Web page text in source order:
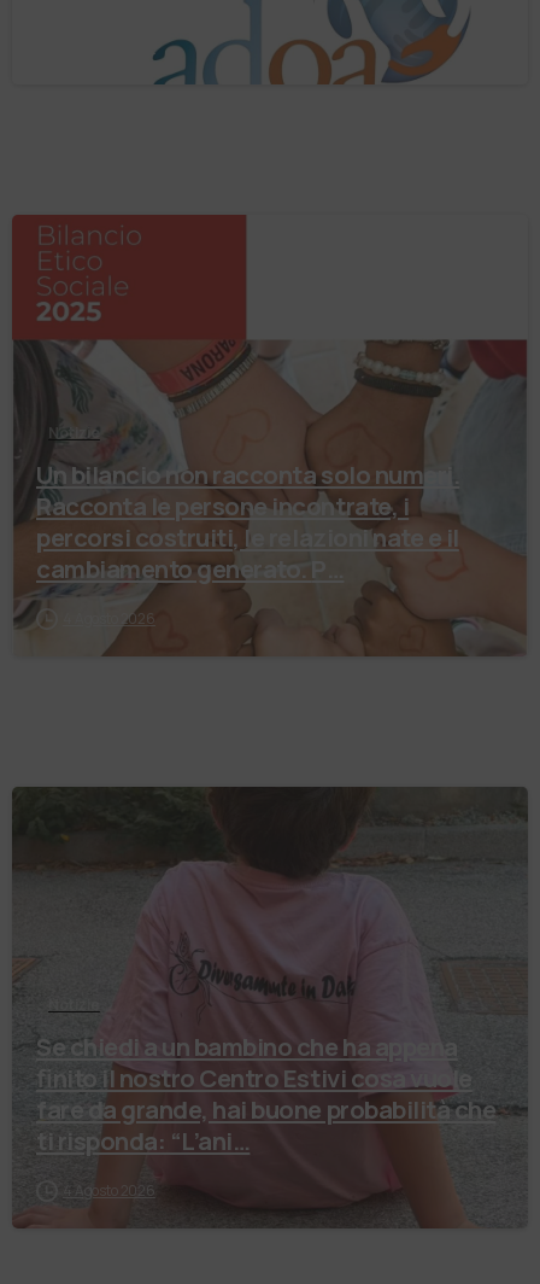
Notizie
Un bilancio non racconta solo numeri.
Racconta le persone incontrate, i
percorsi costruiti, le relazioni nate e il
4 Agosto 2026
Se chiedi a un bambino che ha appena
finito il nostro Centro Estivi cosa vuole
fare da grande, hai buone probabilità che
ti risponda: “L’ani…
4 Agosto 2026